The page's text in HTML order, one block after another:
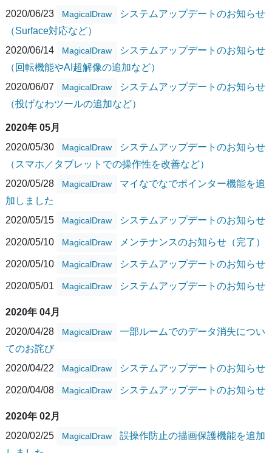
2020/06/23
MagicalDraw
システムアップデートのお知らせ
（Surface対応など）
2020/06/14
MagicalDraw
システムアップデートのお知らせ
（回転機能やAI超解像の追加など）
2020/06/07
MagicalDraw
システムアップデートのお知らせ
（投げなわツールの追加など）
2020年 05月
2020/05/30
MagicalDraw
システムアップデートのお知らせ
（スマホ／タブレットでの操作性を改善など）
2020/05/28
MagicalDraw
マイなでなでポインター機能を追
加しました
2020/05/15
MagicalDraw システムアップデートのお知らせ
2020/05/10 MagicalDraw メンテナンスのお知らせ（完了）
2020/05/10 MagicalDraw システムアップデートのお知らせ
2020/05/01 MagicalDraw システムアップデートのお知らせ
2020年 04月
2020/04/28
MagicalDraw
一部ルームでのデータ消失につい
てのお詫び
2020/04/22
MagicalDraw システムアップデートのお知らせ
2020/04/08 MagicalDraw システムアップデートのお知らせ
2020年 02月
2020/02/25
MagicalDraw
誤操作防止の描画保護機能を追加